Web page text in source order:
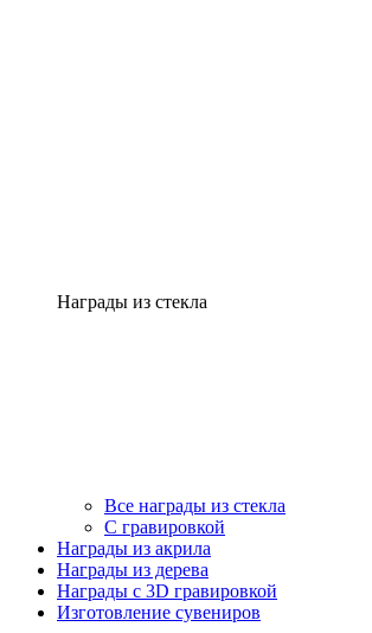
Награды из стекла
Все награды из стекла
С гравировкой
Награды из акрила
Награды из дерева
Награды с 3D гравировкой
Изготовление сувениров